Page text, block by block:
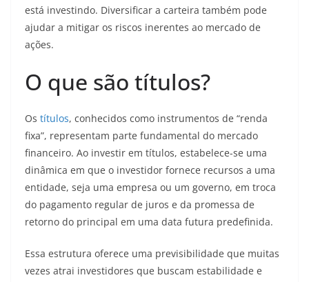
está investindo. Diversificar a carteira também pode
ajudar a mitigar os riscos inerentes ao mercado de
ações.
O que são títulos?
Os títulos, conhecidos como instrumentos de “renda
fixa”, representam parte fundamental do mercado
financeiro. Ao investir em títulos, estabelece-se uma
dinâmica em que o investidor fornece recursos a uma
entidade, seja uma empresa ou um governo, em troca
do pagamento regular de juros e da promessa de
retorno do principal em uma data futura predefinida.
Essa estrutura oferece uma previsibilidade que muitas
vezes atrai investidores que buscam estabilidade e